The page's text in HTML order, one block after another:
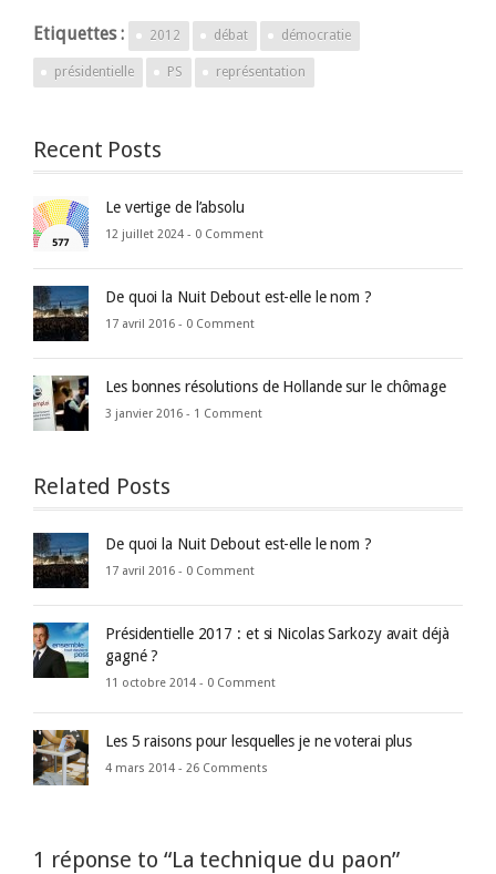
Etiquettes : 2012 débat démocratie
présidentielle PS représentation
Recent Posts
Le vertige de l’absolu
12 juillet 2024 - 0 Comment
De quoi la Nuit Debout est-elle le nom ?
17 avril 2016 - 0 Comment
Les bonnes résolutions de Hollande sur le chômage
3 janvier 2016 - 1 Comment
Related Posts
De quoi la Nuit Debout est-elle le nom ?
17 avril 2016 - 0 Comment
Présidentielle 2017 : et si Nicolas Sarkozy avait déjà
gagné ?
11 octobre 2014 - 0 Comment
Les 5 raisons pour lesquelles je ne voterai plus
4 mars 2014 - 26 Comments
1 réponse to “La technique du paon”